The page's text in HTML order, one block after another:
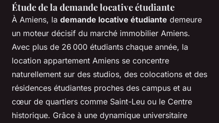
Étude de la demande locative étudiante
À Amiens, la demande locative étudiante demeure
un moteur décisif du marché immobilier Amiens.
Avec plus de 26 000 étudiants chaque année, la
location appartement Amiens se concentre
naturellement sur des studios, des colocations et des
résidences étudiantes proches des campus et au
cœur de quartiers comme Saint-Leu ou le Centre
historique. Grâce à une dynamique universitaire